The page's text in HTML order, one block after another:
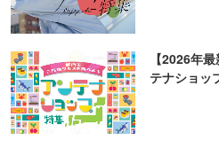
【2026年
テナショッ